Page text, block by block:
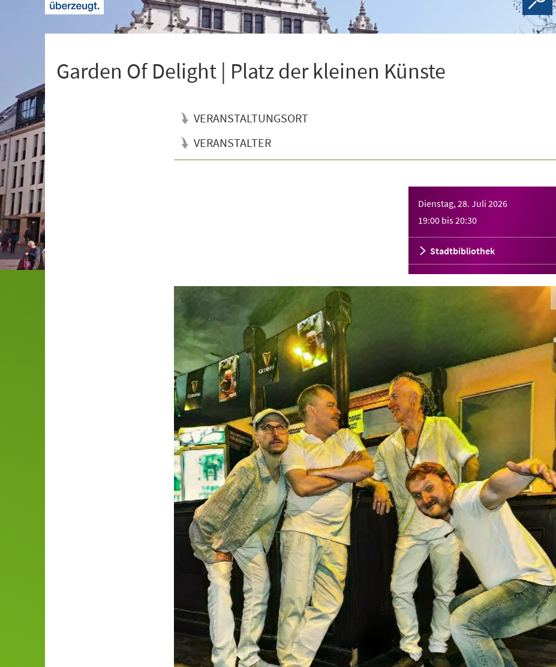
Garden Of Delight | Platz der kleinen Künste
VERANSTALTUNGSORT
VERANSTALTER
Dienstag, 28. Juli 2026
19:00 bis20:30
Stadtbibliothek